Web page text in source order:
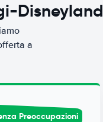
Disneyland
a
Preoccupazioni